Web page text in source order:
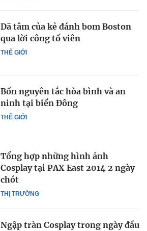
THẾ GIỚI
Dã tâm của kẻ đánh bom Boston
qua lời công tố viên
THẾ GIỚI
Bốn nguyên tắc hòa bình và an
ninh tại biển Đông
THỊ TRƯỜNG
Tổng hợp những hình ảnh
Cosplay tại PAX East 2014 2 ngày
chót
Ngập tràn Cosplay trong ngày đầu